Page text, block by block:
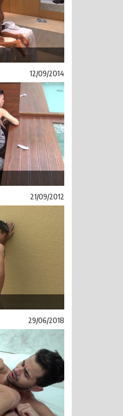
12/09/2014
21/09/2012
29/06/2018